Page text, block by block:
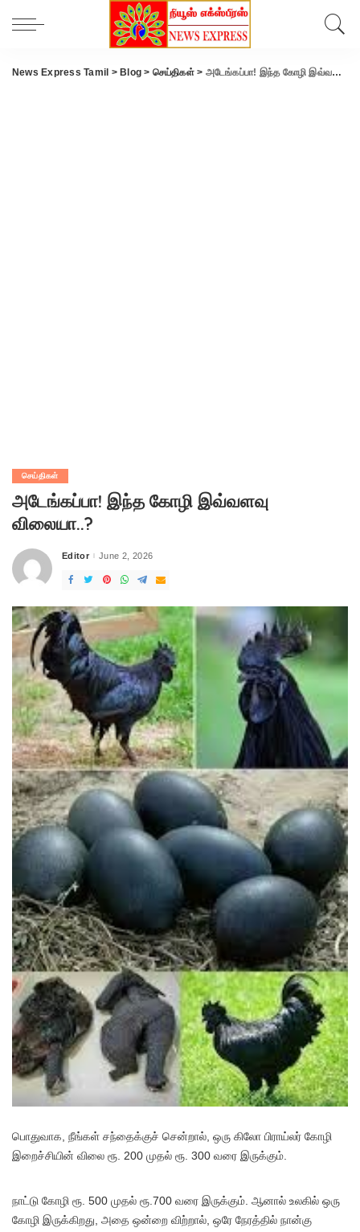
News Express Tamil > Blog > செய்திகள்> அடேங்கப்பா! இந்த கோழி இவ்வளவு விலையா..?
செய்திகள்
அடேங்கப்பா! இந்த கோழி இவ்வளவு
விலையா..?
Posted
Editor June 2, 2026
பொதுவாக, நீங்கள் சந்தைக்குச் சென்றால், ஒரு கிலோ பிராய்லர் கோழி
இறைச்சியின் விலை ரூ. 200 முதல் ரூ. 300 வரை இருக்கும்.
நாட்டு கோழி ரூ. 500 முதல் ரூ.700 வரை இருக்கும். ஆனால் உலகில் ஒரு
கோழி இருக்கிறது, அதை ஒன்றை விற்றால், ஒரே நேரத்தில் நான்கு